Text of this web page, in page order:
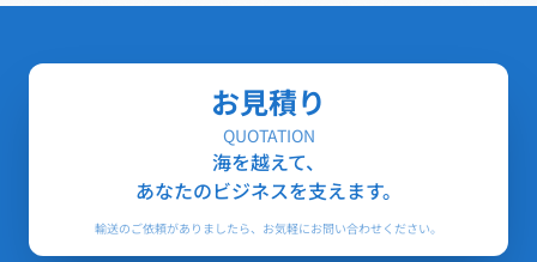
お見積り
QUOTATION
海を越えて、
あなたのビジネスを支えます。
輸送のご依頼がありましたら、お気軽にお問い合わせください。